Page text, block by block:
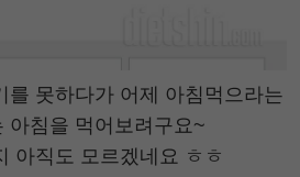
를 못하다가 어제 아침먹으라는
아침을 먹어보려구요~
아직도 모르겠네요 ㅎㅎ